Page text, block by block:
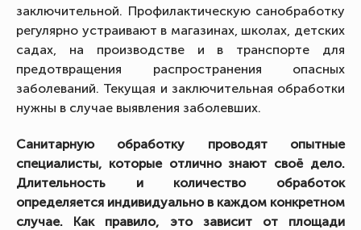
заключительной. Профилактическую санобработку
регулярно устраивают в магазинах, школах, детских
садах, на производстве и в транспорте для
предотвращения распространения опасных
заболеваний. Текущая и заключительная обработки
нужны в случае выявления заболевших.
Санитарную обработку проводят опытные
специалисты, которые отлично знают своё дело.
Длительность и количество обработок
определяется индивидуально в каждом конкретном
случае. Как правило, это зависит от площади